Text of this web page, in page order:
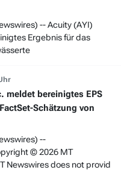
-- Acuity (AYI)
Ergebnis für das
meldet bereinigtes EPS
Schätzung von
--
© 2026 MT
Newswires does not provid